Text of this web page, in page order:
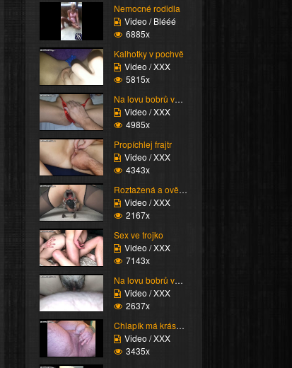
Nemocné rodidla
Video / Blééé
6885x
Kalhotky v pochvě
Video / XXX
5815x
Na lovu bobrů vol.73
Video / XXX
4985x
Propíchlej frajtr
Video / XXX
4343x
Roztažená a ověšená va...
Video / XXX
2167x
Sex ve trojko
Video / XXX
7143x
Na lovu bobrů vol.67
Video / XXX
2637x
Chlapík má krásnou píč...
Video / XXX
3435x